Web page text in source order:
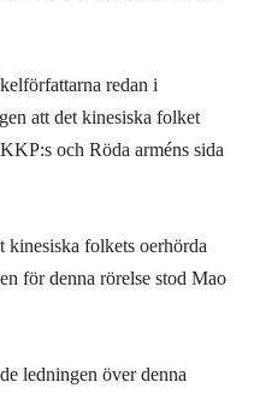
redan i
att det kinesiska folket
och Röda arméns sida
kinesiska folkets oerhörda
för denna rörelse stod Mao
ledningen över denna